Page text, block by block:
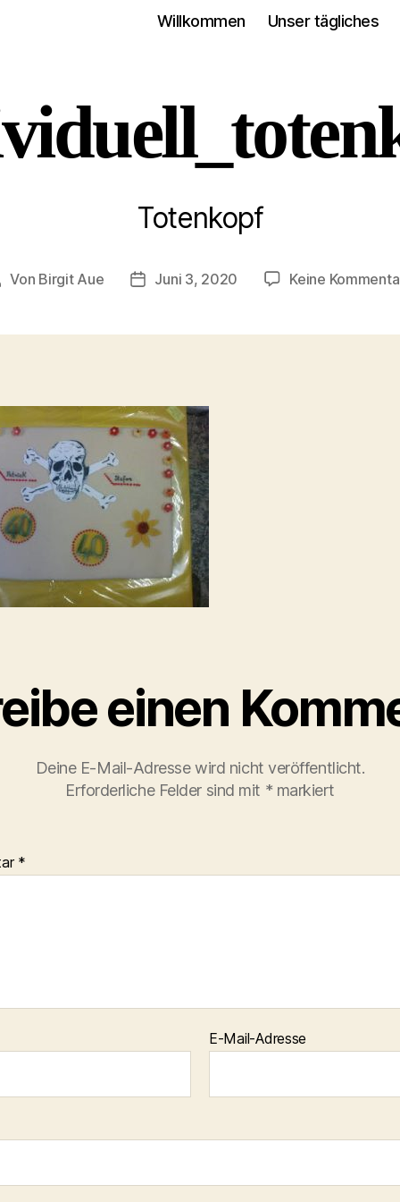
Willkommen Unser tägliches
Totenkopf
Von Birgit Aue Veröffentlichungsdatum
Juni 3, 2020 Keine
einen
Deine E-Mail-Adresse wird nicht veröffentlicht.
Erforderliche Felder sind mit * markiert
*
E-Mail-Adresse